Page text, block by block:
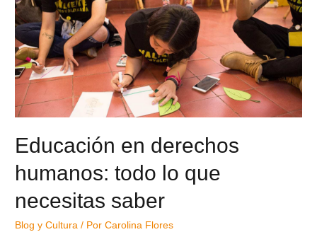
Educación en derechos
humanos: todo lo que
necesitas saber
Blog y Cultura / PorCarolina Flores